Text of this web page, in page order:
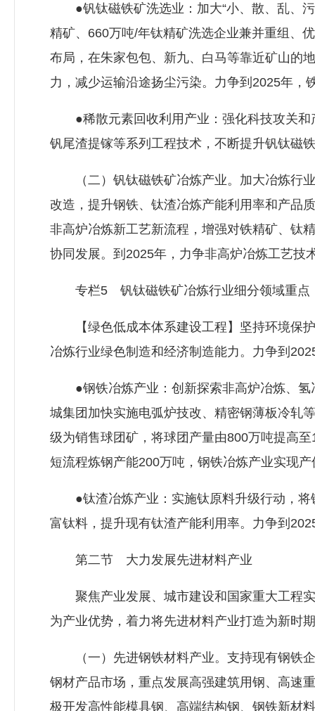
●钒钛磁铁矿洗选业：加大“小、散、乱、污
精矿、660万吨/年钛精矿洗选企业兼并重组、
布局，在朱家包包、新九、白马等靠近矿山的
力，减少运输沿途扬尘污染。力争到2025年，
●稀散元素回收利用产业：强化科技攻关和
钒尾渣提镓等系列工程技术，不断提升钒钛磁
（二）钒钛磁铁矿冶炼产业。加大冶炼行业
改造，提升钢铁、钛渣冶炼产能利用率和产品
非高炉冶炼新工艺新流程，增强对铁精矿、钛
协同发展。到2025年，力争非高炉冶炼工艺技
专栏5 钒钛磁铁矿冶炼行业细分领域重点
【绿色低成本体系建设工程】坚持环境保护
冶炼行业绿色制造和经济制造能力。力争到
●钢铁冶炼产业：创新探索非高炉冶炼、氢
城集团加快实施电弧炉技改、精密钢薄板冷轧
级为销售球团矿，将球团产量由800万吨提高
短流程炼钢产能200万吨，钢铁冶炼产业实现
●钛渣冶炼产业：实施钛原料升级行动，将
富钛料，提升现有钛渣产能利用率。力争到
第二节 大力发展先进材料产业
聚焦产业发展、城市建设和国家重大工程实
为产业优势，着力将先进材料产业打造为新时
（一）先进钢铁材料产业。支持现有钢铁企
钢材产品市场，重点发展高强建筑用钢、高速
极开发高性能模具钢、高端结构钢、钢铁新材